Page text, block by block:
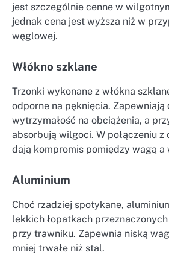
jest szczególnie cenne w
jednak cena jest wyższa niż w
węglowej.
Włókno szklane
Trzonki wykonane z włókna
odporne na pęknięcia. Zapewniają
wytrzymałość na obciążenia, a
absorbują wilgoci. W połączeniu
dają kompromis pomiędzy wagą a
Aluminium
Choć rzadziej spotykane,
lekkich łopatkach
przy trawniku. Zapewnia niską
mniej trwałe niż stal.